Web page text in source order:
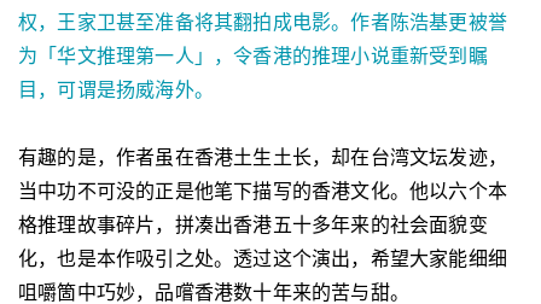
权，王家卫甚至准备将其翻拍成电影。作者陈浩基更被誉
为「华文推理第一人」，令香港的推理小说重新受到瞩
目，可谓是扬威海外。
有趣的是，作者虽在香港土生土长，却在台湾文坛发迹，
当中功不可没的正是他笔下描写的香港文化。他以六个本
格推理故事碎片，拼凑出香港五十多年来的社会面貌变
化，也是本作吸引之处。透过这个演出，希望大家能细细
咀嚼箇中巧妙，品嚐香港数十年来的苦与甜。